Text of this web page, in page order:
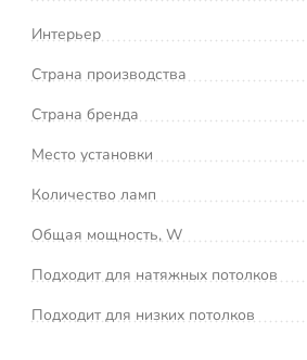
Интерьер
Страна производства
Страна бренда
Место установки
Количество ламп
Общая мощность, W
Подходит для натяжных потолков
Подходит для низких потолков